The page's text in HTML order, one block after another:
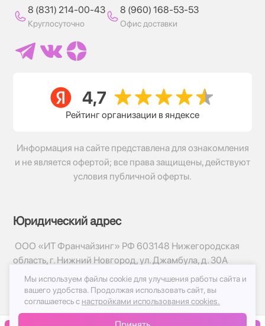
8 (831) 214-00-43
Круглосуточно
8 (960) 168-53-53
Офис доставки
Рейтинг организации в яндексе
Информация на сайте представлена для ознакомления
и не является офертой; все права защищены, действуют
условия публичной оферты.
Юридический адрес
ООО «ИТ Франчайзинг» РФ 603148 Нижегородская
область, г. Нижний Новгород, ул. Джамбула, д. 30А
© 2017-2026г, База Цветов 24.ру
Политика конфиденциальности
Публичная оферта
Мы используем файлы cookie для улучшения работы сайта и
вашего удобства. Продолжая использовать сайт, вы
соглашаетесь с настройками использования cookies.